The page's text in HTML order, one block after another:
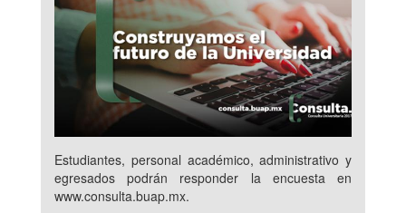
Estudiantes, personal académico, administrativo y
egresados podrán responder la encuesta en
www.consulta.buap.mx.